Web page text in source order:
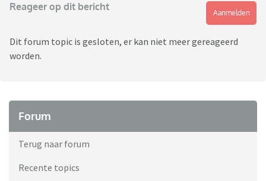
Reageer op dit bericht
Aanmelden
Dit forum topic is gesloten, er kan niet meer gereageerd
worden.
Forum
Terug naar forum
Recente topics